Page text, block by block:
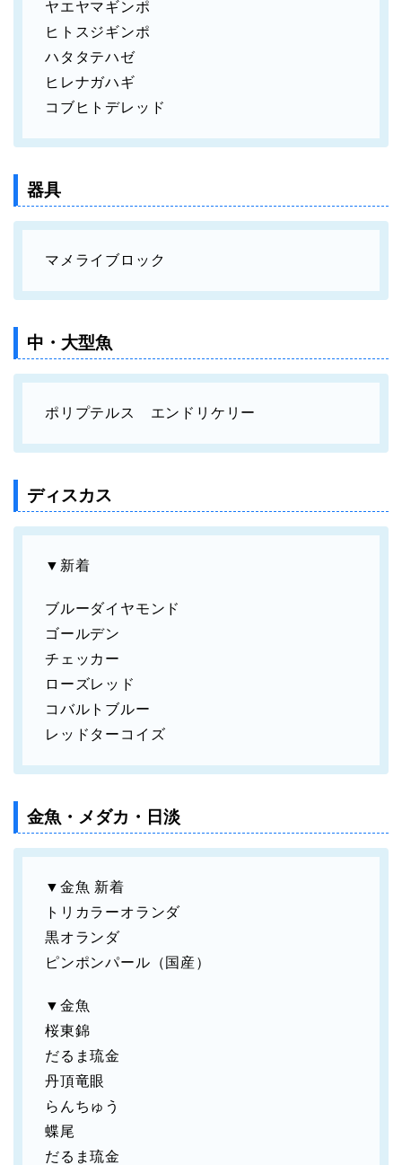
ヤエヤマギンポ
ヒトスジギンポ
ハタタテハゼ
ヒレナガハギ
コブヒトデレッド
器具
マメライブロック
中・大型魚
ポリプテルス エンドリケリー
ディスカス
▼新着
ブルーダイヤモンド
ゴールデン
チェッカー
ローズレッド
コバルトブルー
レッドターコイズ
金魚・メダカ・日淡
▼金魚 新着
トリカラーオランダ
黒オランダ
ピンポンパール（国産）
▼金魚
桜東錦
だるま琉金
丹頂竜眼
らんちゅう
蝶尾
だるま琉金